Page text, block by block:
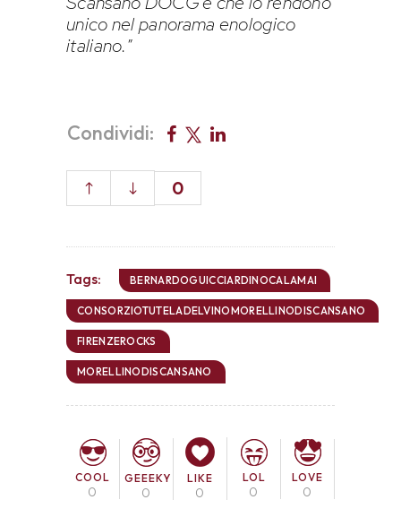
unico nel panorama enologico
italiano.”
Condividi:
0
Tags: BERNARDOGUICCIARDINOCALAMAI
CONSORZIOTUTELADELVINOMORELLINODISCANSANO
FIRENZEROCKS
MORELLINODISCANSANO
COOL
0
GEEEKY
0
LIKE
0
LOL
0
LOVE
0